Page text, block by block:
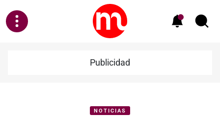
Publicidad
NOTICIAS